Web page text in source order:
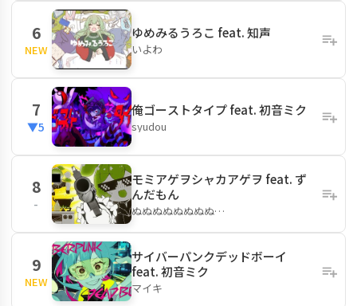
6
NEW
ゆめみるうろこ feat. 知声
いよわ
7
▼5
俺ゴーストタイプ feat. 初音ミク
syudou
8
-
モミアゲヲシャカアゲヲ feat. ず
んだもん
ぬぬぬぬぬぬぬぬ…
9
NEW
サイバーパンクデッドボーイ
feat. 初音ミク
マイキ